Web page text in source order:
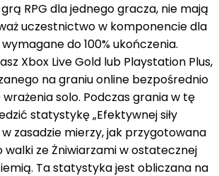
RPG dla jednego gracza, nie mają
uczestnictwo w komponencie dla
do 100% ukończenia.
Xbox Live Gold lub Playstation Plus,
na graniu online bezpośrednio
solo. Podczas grania w tę
statystykę „Efektywnej siły
zasadzie mierzy, jak przygotowana
ze Żniwiarzami w ostatecznej
Ta statystyka jest obliczana na